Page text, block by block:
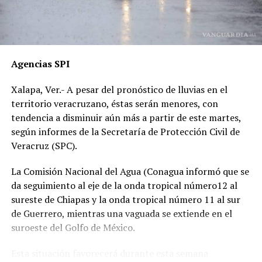
presenciales del accidente ahora callan, presuntamente
“Hoy fue mi Abraham,
mañana puede ser alguien
de tu familia. El homicida
sigue libre y operando en
las carreteras”, expresó un
familiar, exigiendo justicia.
El caso ha encendido el debate sobre la corrupción en la
Fiscalía y la impunidad que beneficia a conductores
responsables de muertes viales.
Agencias SPI
Xalapa, Ver.- A pesar del pronóstico de lluvias en el
territorio veracruzano, éstas serán menores, con
tendencia a disminuir aún más a partir de este martes,
según informes de la Secretaría de Protección Civil de
Veracruz (SPC).
La Comisión Nacional del Agua (Conagua informó que se
da seguimiento al eje de la onda tropical número12 al
sureste de Chiapas y la onda tropical número 11 al sur
de Guerrero, mientras una vaguada se extiende en el
suroeste del Golfo de México.